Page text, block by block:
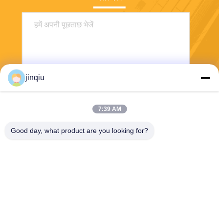
jinqiu
7:39 AM
Good day, what product are you looking for?